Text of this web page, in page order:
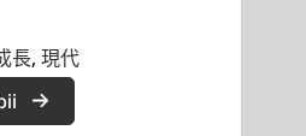
長, 現代